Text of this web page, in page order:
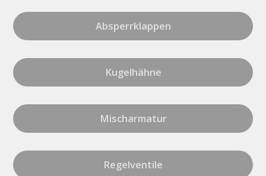
Absperrklappen
Kugelhähne
Mischarmatur
Regelventile